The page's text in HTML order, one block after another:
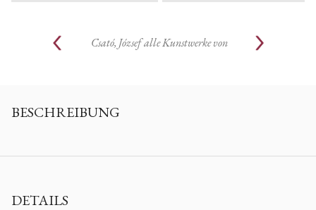
Csató, Józsefalle Kunstwerke von
BESCHREIBUNG
DETAILS